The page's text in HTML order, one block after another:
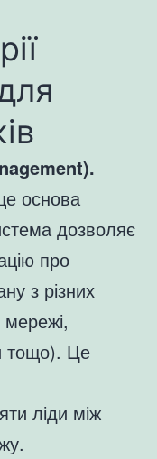
основа
дозволяє
про
з різних
тощо). Це
ліди між